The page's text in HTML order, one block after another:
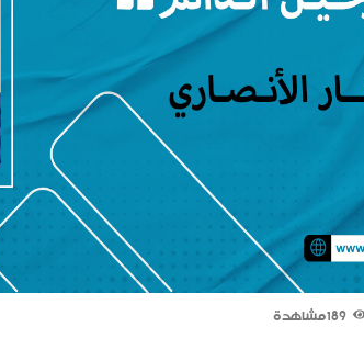
189
مشاهدة